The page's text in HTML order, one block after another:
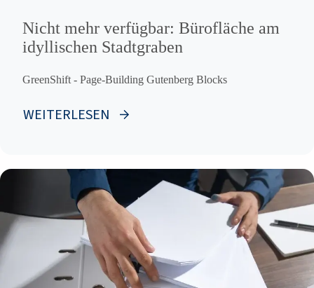
Nicht mehr verfügbar: Bürofläche am
idyllischen Stadtgraben
GreenShift - Page-Building Gutenberg Blocks
WEITERLESEN